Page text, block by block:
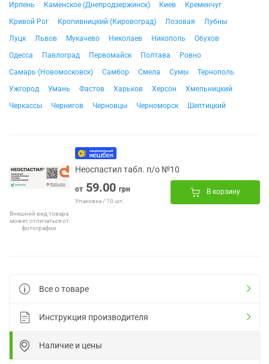
Ирпень
Каменское (Днепродзержинск) Киев
Кременчуг
Кривой Рог
Кропивницкий (Кировоград) Лозовая
Лубны
Луцк
Львов Мукачево Николаев Никополь
Обухов
Одесса
Павлоград Первомайск Полтава
Ровно
Самарь (Новомосковск)
Самбор Смела Сумы
Тернополь
Ужгород
Умань Фастов Харьков Херсон
Хмельницкий
Черкассы
Чернигов Черновцы Черноморск Шептицкий
Внешний вид товара
может отличаться от
фотографии
Неоспастил табл. п/о №10
от 59.00 грн
Упаковка / 10 шт.
В корзину
Все о товаре
Инструкция производителя
Наличие и цены